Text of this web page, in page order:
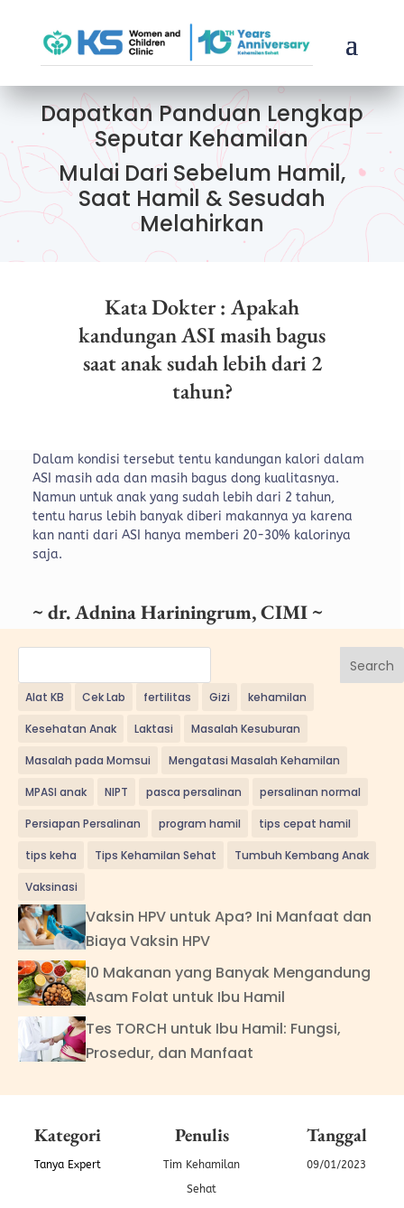
Dapatkan Panduan Lengkap
Seputar Kehamilan
Mulai Dari Sebelum Hamil,
Saat Hamil & Sesudah
Melahirkan
Kata Dokter : Apakah
kandungan ASI masih bagus
saat anak sudah lebih dari 2
tahun?
Dalam kondisi tersebut tentu kandungan kalori dalam
ASI masih ada dan masih bagus dong kualitasnya.
Namun untuk anak yang sudah lebih dari 2 tahun,
tentu harus lebih banyak diberi makannya ya karena
kan nanti dari ASI hanya memberi 20-30% kalorinya
saja.
~ dr. Adnina Hariningrum, CIMI ~
Search
Alat KB Cek Lab fertilitas Gizi kehamilan
Kesehatan Anak Laktasi Masalah Kesuburan
Masalah pada Momsui Mengatasi Masalah Kehamilan
MPASI anak NIPT pasca persalinan persalinan normal
Persiapan Persalinan program hamil tips cepat hamil
tips keha Tips Kehamilan Sehat Tumbuh Kembang Anak
Vaksinasi
Vaksin HPV untuk Apa? Ini Manfaat dan
Biaya Vaksin HPV
10 Makanan yang Banyak Mengandung
Asam Folat untuk Ibu Hamil
Tes TORCH untuk Ibu Hamil: Fungsi,
Prosedur, dan Manfaat
Kategori
Tanya Expert
Penulis
Tim Kehamilan
Sehat
Tanggal
09/01/2023